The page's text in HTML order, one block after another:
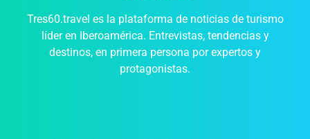
Tres60.travel es la plataforma de noticias de turismo
líder en Iberoamérica. Entrevistas, tendencias y
destinos, en primera persona por expertos y
protagonistas.